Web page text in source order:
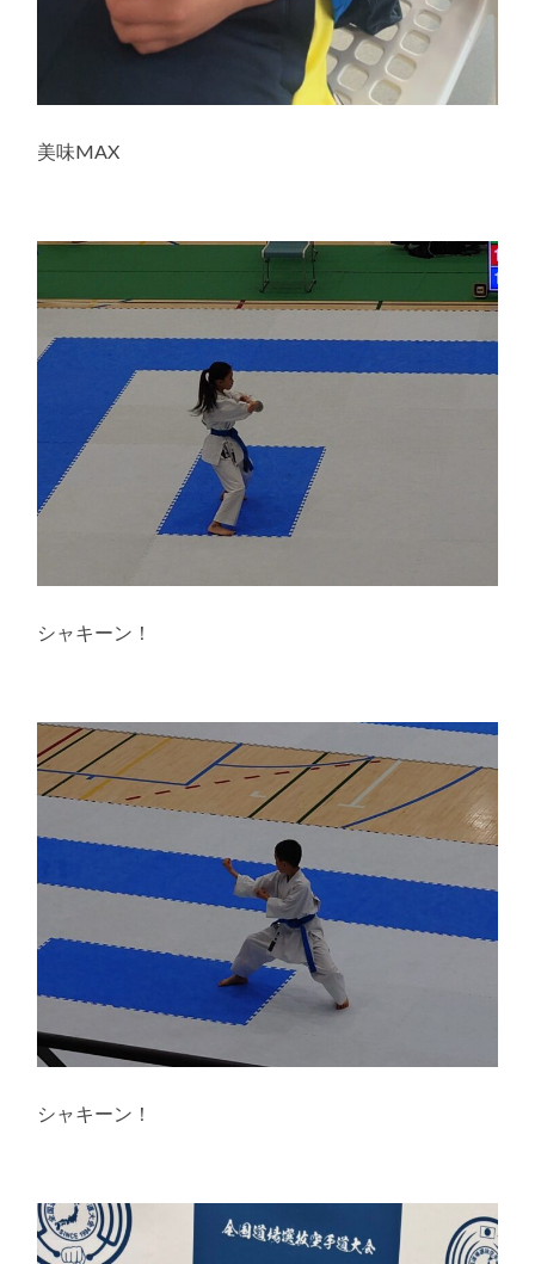
美味MAX
シャキーン！
シャキーン！